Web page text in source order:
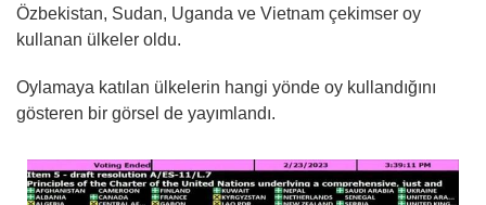
Özbekistan, Sudan, Uganda ve Vietnam çekimser oy
kullanan ülkeler oldu.
Oylamaya katılan ülkelerin hangi yönde oy kullandığını
gösteren bir görsel de yayımlandı.